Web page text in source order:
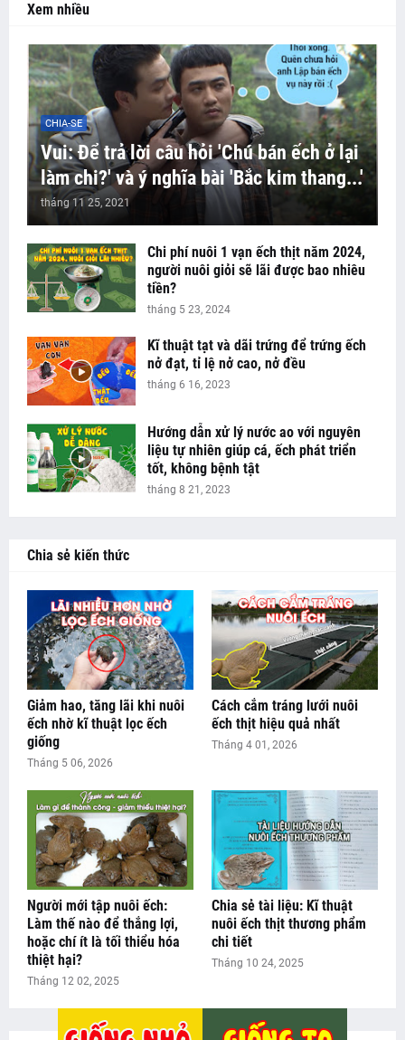
Xem nhiều
CHIA-SE
Vui: Để trả lời câu hỏi 'Chú bán ếch ở lại
làm chi?' và ý nghĩa bài 'Bắc kim thang...'
tháng 11 25, 2021
Chi phí nuôi 1 vạn ếch thịt năm 2024,
người nuôi giỏi sẽ lãi được bao nhiêu
tiền?
tháng 5 23, 2024
Kĩ thuật tạt và dãi trứng để trứng ếch
nở đạt, tỉ lệ nở cao, nở đều
tháng 6 16, 2023
Hướng dẫn xử lý nước ao với nguyên
liệu tự nhiên giúp cá, ếch phát triển
tốt, không bệnh tật
tháng 8 21, 2023
Chia sẻ kiến thức
Giảm hao, tăng lãi khi nuôi
ếch nhờ kĩ thuật lọc ếch
giống
Tháng 5 06, 2026
Cách cắm tráng lưới nuôi
ếch thịt hiệu quả nhất
Tháng 4 01, 2026
Người mới tập nuôi ếch:
Làm thế nào để thắng lợi,
hoặc chí ít là tối thiểu hóa
thiệt hại?
Tháng 12 02, 2025
Chia sẻ tài liệu: Kĩ thuật
nuôi ếch thịt thương phẩm
chi tiết
Tháng 10 24, 2025